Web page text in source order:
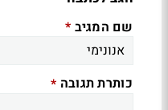
שם המגיב *
כותרת תגובה *